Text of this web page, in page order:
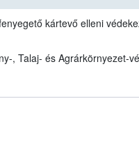
kártevő elleni
, Talaj- és Agrárkörnyezet-